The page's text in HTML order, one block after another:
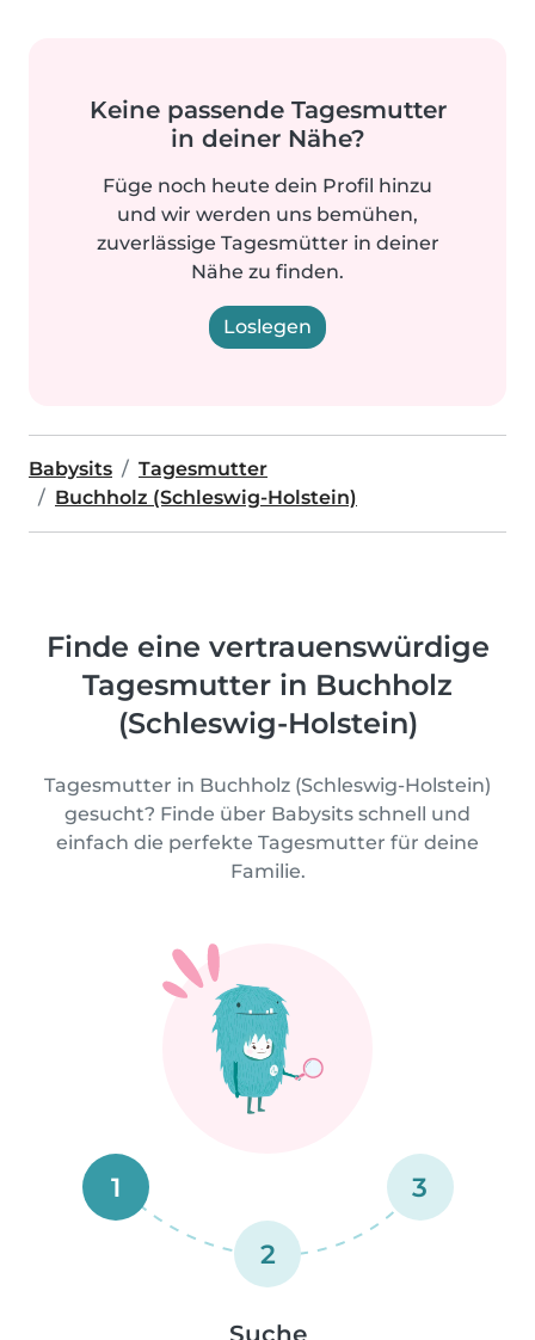
Keine passende Tagesmutter
in deiner Nähe?
Füge noch heute dein Profil hinzu
und wir werden uns bemühen,
zuverlässige Tagesmütter in deiner
Nähe zu finden.
Loslegen
Babysits
Tagesmutter
Buchholz (Schleswig-Holstein)
Finde eine vertrauenswürdige
Tagesmutter in Buchholz
(Schleswig-Holstein)
Tagesmutter in Buchholz (Schleswig-Holstein)
gesucht? Finde über Babysits schnell und
einfach die perfekte Tagesmutter für deine
Familie.
1
2
3
Suche